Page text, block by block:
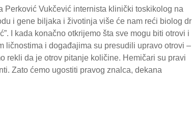
Perković Vukčević internista klinički toskikolog na
i gene biljaka i životinja više će nam reći biolog dr
I kada konačno otkrijemo šta sve mogu biti otrovi i
ličnostima i događajima su presudili upravo otrovi –
rekli da je otrov pitanje količine. Hemičari su pravi
Zato ćemo ugostiti pravog znalca, dekana